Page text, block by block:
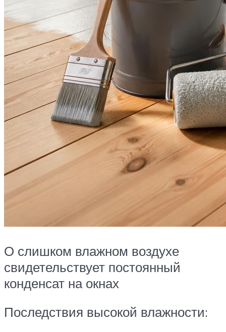
О слишком влажном воздухе
свидетельствует постоянный
конденсат на окнах
Последствия высокой влажности: